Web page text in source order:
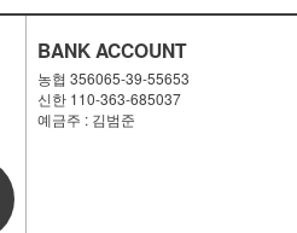
BANK ACCOUNT
농협 356065-39-55653
신한 110-363-685037
예금주 : 김범준